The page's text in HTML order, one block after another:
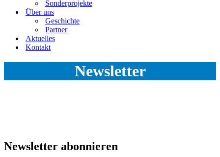
Sonderprojekte
Über uns
Geschichte
Partner
Aktuelles
Kontakt
Newsletter
Newsletter abonnieren